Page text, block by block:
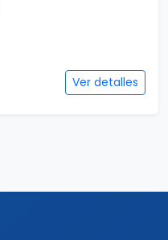
Ver detalles